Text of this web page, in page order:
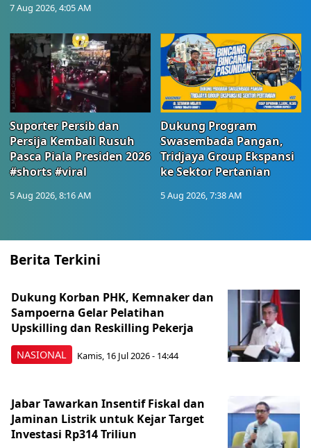
7 Aug 2026, 4:05 AM
Suporter Persib dan
Persija Kembali Rusuh
Pasca Piala Presiden 2026
#shorts #viral
5 Aug 2026, 8:16 AM
Dukung Program
Swasembada Pangan,
Tridjaya Group Ekspansi
ke Sektor Pertanian
5 Aug 2026, 7:38 AM
Berita Terkini
NASIONAL
Dukung Korban PHK, Kemnaker dan
Sampoerna Gelar Pelatihan
Upskilling dan Reskilling Pekerja
Kamis, 16 Jul 2026 - 14:44
Jabar Tawarkan Insentif Fiskal dan
Jaminan Listrik untuk Kejar Target
Investasi Rp314 Triliun